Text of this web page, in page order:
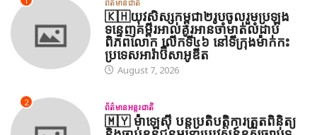
ព័ត៌មានជាតិ
🇰🇭យុវសិស្សកម្ពុជា២រូបចូលរួមប្រឡង
ទន្ទេញគម្ពីរអាល់គូរអានចាំមាត់លំដាប់
ពិភពលោក លើកទី៤៦ នៅទីក្រុងម៉ាក់កះ
ប្រទេសអារ៉ាប៊ីសាអូឌីត
August 7, 2026
2 ព័ត៌មានអន្តរជាតិ
🇲🇾 ម៉ាឡេស៊ី បន្តប្រតិបត្តិការត្រួតពិនិត្យ